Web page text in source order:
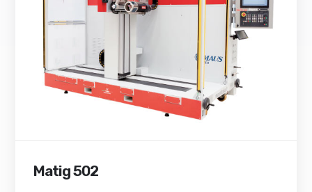
Matig 502